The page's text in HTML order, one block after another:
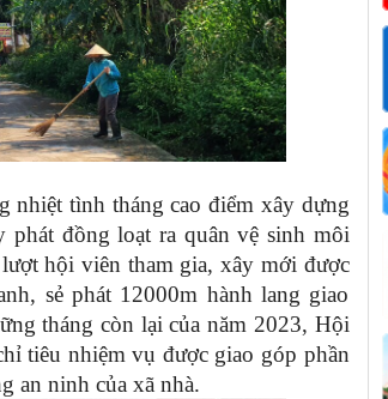
nhiệt tình tháng cao điểm xây dựng
đồng loạt ra quân vệ sinh môi
hội viên tham gia, xây mới được
sẻ phát 12000m hành lang giao
tháng còn lại của năm 2023, Hội
tiêu nhiệm vụ được giao góp phần
an ninh của xã nhà.